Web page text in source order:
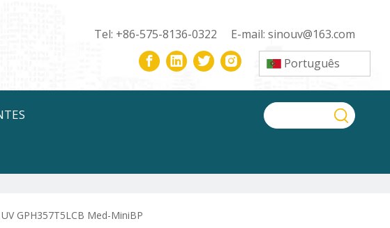
Tel: +86-575-8136-0322 E-mail: sinouv@163.com
Português
GPH357T5LCB Med-MiniBP